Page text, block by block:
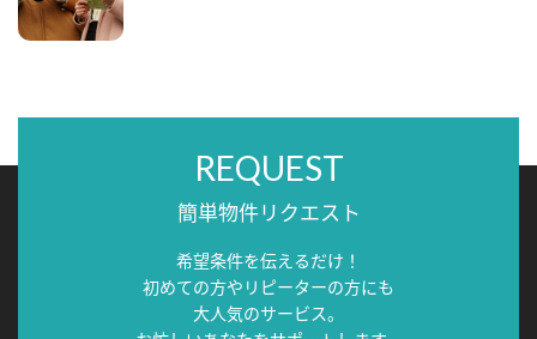
REQUEST
簡単物件リクエスト
希望条件を伝えるだけ！
初めての方やリピーターの方にも
大人気のサービス。